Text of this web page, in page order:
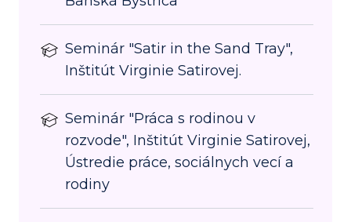
Seminár "Satir in the Sand Tray",
Inštitút Virginie Satirovej.
Seminár "Práca s rodinou v
rozvode", Inštitút Virginie Satirovej,
Ústredie práce, sociálnych vecí a
rodiny